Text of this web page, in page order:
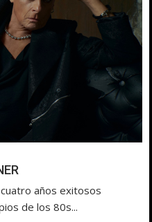
años exitosos
de los 80s...